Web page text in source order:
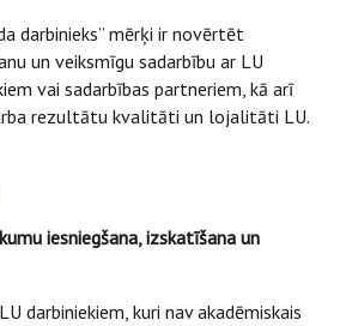
darbinieks” mērķi ir novērtēt
un veiksmīgu sadarbību ar LU
vai sadarbības partneriem, kā arī
rezultātu kvalitāti un lojalitāti LU.
iesniegšana, izskatīšana un
darbiniekiem, kuri nav akadēmiskais